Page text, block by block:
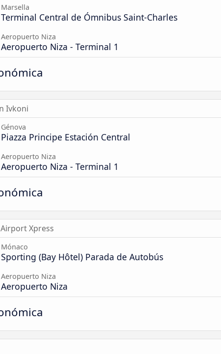
Marsella
Terminal Central de Ómnibus Saint-Charles
Aeropuerto Niza
Aeropuerto Niza - Terminal 1
Ivkoni
Génova
Piazza Principe Estación Central
Aeropuerto Niza
Aeropuerto Niza - Terminal 1
Xpress
Mónaco
Sporting (Bay Hôtel) Parada de Autobús
Aeropuerto Niza
Aeropuerto Niza